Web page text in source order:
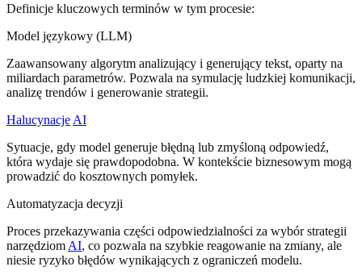
Definicje kluczowych terminów w tym procesie:
Model językowy (LLM)
Zaawansowany algorytm analizujący i generujący tekst, oparty na
miliardach parametrów. Pozwala na symulację ludzkiej komunikacji,
analizę trendów i generowanie strategii.
Halucynacje AI
Sytuacje, gdy model generuje błędną lub zmyśloną odpowiedź,
która wydaje się prawdopodobna. W kontekście biznesowym mogą
prowadzić do kosztownych pomyłek.
Automatyzacja decyzji
Proces przekazywania części odpowiedzialności za wybór strategii
narzędziom AI, co pozwala na szybkie reagowanie na zmiany, ale
niesie ryzyko błędów wynikających z ograniczeń modelu.